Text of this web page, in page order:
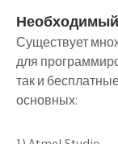
Существует
для
так и
основных: